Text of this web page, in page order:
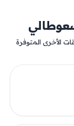
الأخرى المتوفرة